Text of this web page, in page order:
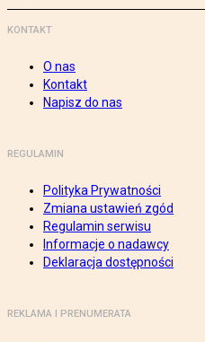
KONTAKT
O nas
Kontakt
Napisz do nas
REGULAMIN
Polityka Prywatności
Zmiana ustawień zgód
Regulamin serwisu
Informacje o nadawcy
Deklaracja dostępności
REKLAMA I PRENUMERATA